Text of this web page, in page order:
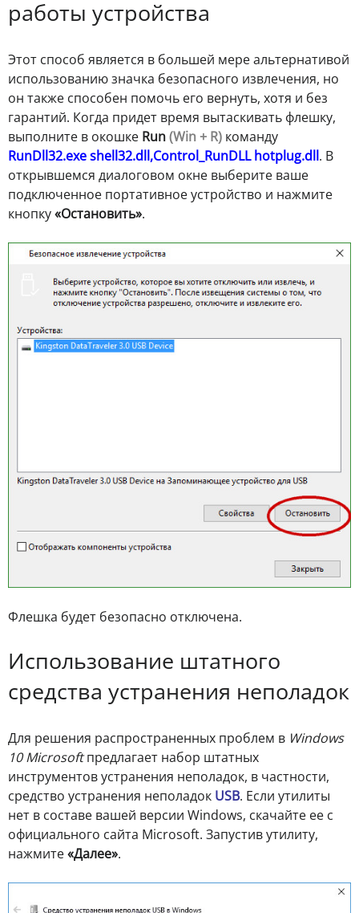
работы устройства
Этот способ является в большей мере альтернативой
использованию значка безопасного извлечения, но
он также способен помочь его вернуть, хотя и без
гарантий. Когда придет время вытаскивать флешку,
выполните в окошке Run(Win + R) команду
RunDll32.exe shell32.dll,Control_RunDLL hotplug.dll. В
открывшемся диалоговом окне выберите ваше
подключенное портативное устройство и нажмите
кнопку«Остановить».
Флешка будет безопасно отключена.
Использование штатного
средства устранения неполадок
Для решения распространенных проблем в Windows
10 Microsoftпредлагает набор штатных
инструментов устранения неполадок, в частности,
средство устранения неполадок USB. Если утилиты
нет в составе вашей версии Windows, скачайте ее с
официального сайта Microsoft. Запустив утилиту,
нажмите«Далее».